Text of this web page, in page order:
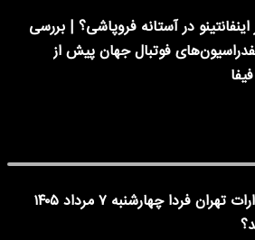
در آستانه فروپاشی؟ | بررسی
فوتبال جهان پیش از
فوری | ادارات تهران فردا چهارشنبه ۷ مرداد ۱۴۰۵